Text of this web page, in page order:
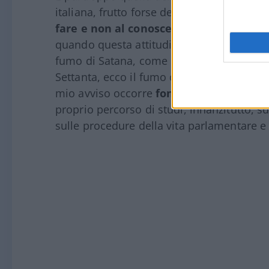
italiana, frutto forse del fatto che, negli
fare e non al conoscere
, all’apparire
quando questa attitudine penetra nella
fumo di Satana, come Paolo VI definì
Settanta, ecco il fumo di Satana della
mio avviso occorre fondare una vera
proprio percorso di studi, innanzitutto,
sulle procedure della vita parlamentare